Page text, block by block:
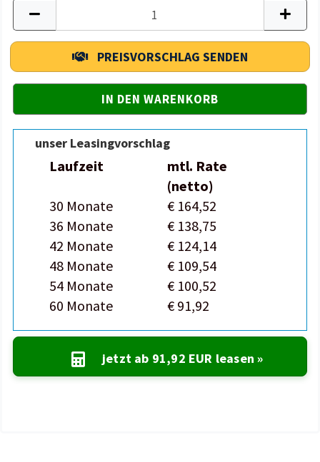
PREISVORSCHLAG SENDEN
unser Leasingvorschlag
Laufzeit
mtl. Rate
(netto)
30 Monate
€ 164,52
36 Monate
€ 138,75
42 Monate
€ 124,14
48 Monate
€ 109,54
54 Monate
€ 100,52
60 Monate
€ 91,92
jetzt ab 91,92 EUR leasen »